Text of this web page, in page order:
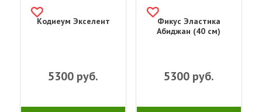
Кодиеум Экселент
5300 руб.
Фикус Эластика
Абиджан (40 см)
5300руб.